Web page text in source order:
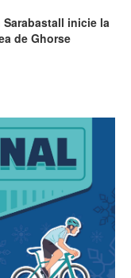
inicie la
de Ghorse